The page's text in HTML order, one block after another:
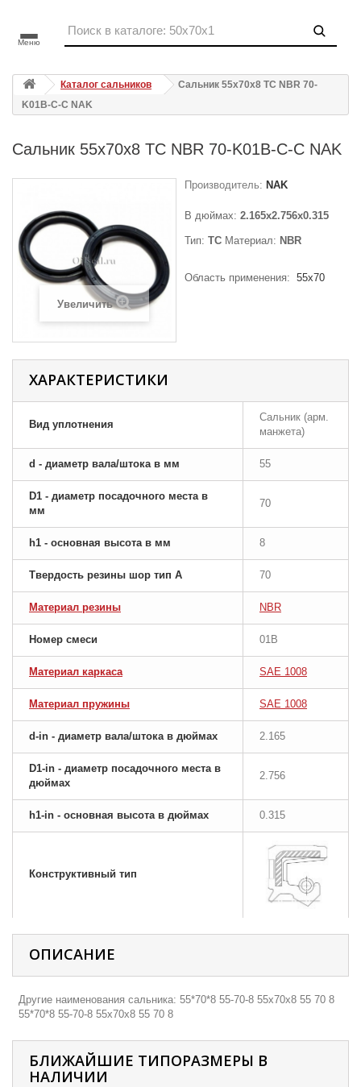
Меню
Каталог сальников
Сальник 55x70x8 TC NBR 70-
K01B-C-C NAK
Сальник 55x70x8 TC NBR 70-K01B-C-C NAK
Увеличить
Производитель: NAK
В дюймах: 2.165x2.756x0.315
Тип: TC Материал: NBR
Область применения: 55x70
ХАРАКТЕРИСТИКИ
Вид уплотнения
Сальник (арм.
манжета)
d - диаметр вала/штока в мм 55
D1 - диаметр посадочного места в
мм
70
h1 - основная высота в мм 8
Твердость резины шор тип A 70
Материал резины NBR
Номер смеси 01B
Материал каркаса SAE 1008
Материал пружины SAE 1008
d-in - диаметр вала/штока в дюймах 2.165
D1-in - диаметр посадочного места в
дюймах
2.756
h1-in - основная высота в дюймах 0.315
Конструктивный тип
ОПИСАНИЕ
Другие наименования сальника: 55*70*8 55-70-8 55х70х8 55 70 8
55*70*8 55-70-8 55х70х8 55 70 8
БЛИЖАЙШИЕ ТИПОРАЗМЕРЫ В
НАЛИЧИИ